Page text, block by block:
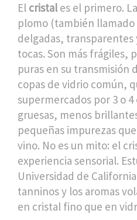
El cristales el primero.
plomo (también
delgadas, transparentes
tocas. Son más frágiles,
puras en su transmisión
copas de vidrio común,
supermercados por 3 o 4
gruesas, menos
pequeñas impurezas
vino. No es un mito: el
experiencia sensorial.
Universidad de
tanninos y los aromas
en cristal fino que en